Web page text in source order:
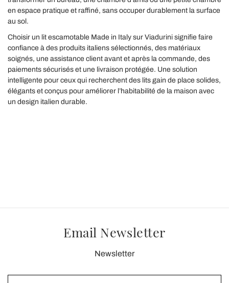
en espace pratique et raffiné, sans occuper durablement la surface
au sol.
Choisir un lit escamotable Made in Italy sur Viadurini signifie faire
confiance à des produits italiens sélectionnés, des matériaux
soignés, une assistance client avant et après la commande, des
paiements sécurisés et une livraison protégée. Une solution
intelligente pour ceux qui recherchent des lits gain de place solides,
élégants et conçus pour améliorer l’habitabilité de la maison avec
un design italien durable.
Email Newsletter
Newsletter